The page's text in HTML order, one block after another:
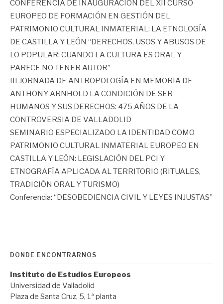
CONFERENCIA DE INAUGURACIÓN DEL XII CURSO
EUROPEO DE FORMACIÓN EN GESTIÓN DEL
PATRIMONIO CULTURAL INMATERIAL: LA ETNOLOGÍA
DE CASTILLA Y LEÓN “DERECHOS, USOS Y ABUSOS DE
LO POPULAR: CUANDO LA CULTURA ES ORAL Y
PARECE NO TENER AUTOR”
III JORNADA DE ANTROPOLOGÍA EN MEMORIA DE
ANTHONY ARNHOLD LA CONDICIÓN DE SER
HUMANOS Y SUS DERECHOS: 475 AÑOS DE LA
CONTROVERSIA DE VALLADOLID
SEMINARIO ESPECIALIZADO LA IDENTIDAD COMO
PATRIMONIO CULTURAL INMATERIAL EUROPEO EN
CASTILLA Y LEÓN: LEGISLACIÓN DEL PCI Y
ETNOGRAFÍA APLICADA AL TERRITORIO (RITUALES,
TRADICIÓN ORAL Y TURISMO)
Conferencia: “DESOBEDIENCIA CIVIL Y LEYES INJUSTAS”
DÓNDE ENCONTRARNOS
Instituto de Estudios Europeos
Universidad de Valladolid
Plaza de Santa Cruz, 5, 1ª planta